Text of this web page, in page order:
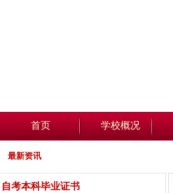
首页 学校概况
最新资讯
自考本科毕业证书